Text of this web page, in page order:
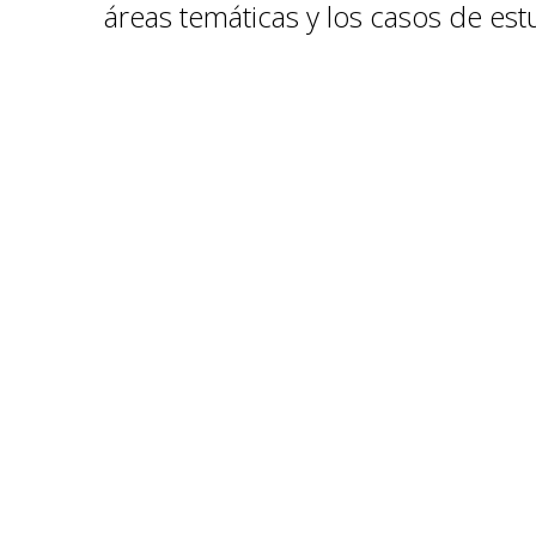
áreas temáticas y los casos de